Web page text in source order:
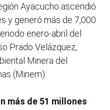
Ayacucho ascendió
y generó más de 7,000
enero-abril del
Prado Velázquez,
Minera del
(Minem).
más de 51 millones